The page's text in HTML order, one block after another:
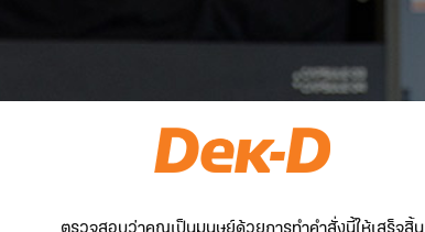
ตรวจสอบว่าคุณเป็นมนุษย์ด้วยการทำคำสั่งนี้ให้เสร็จสิ้น